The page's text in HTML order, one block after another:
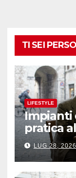
TI SEI PERSO
LIFESTYLE
Impianti
pratica
LUG 28, 2026